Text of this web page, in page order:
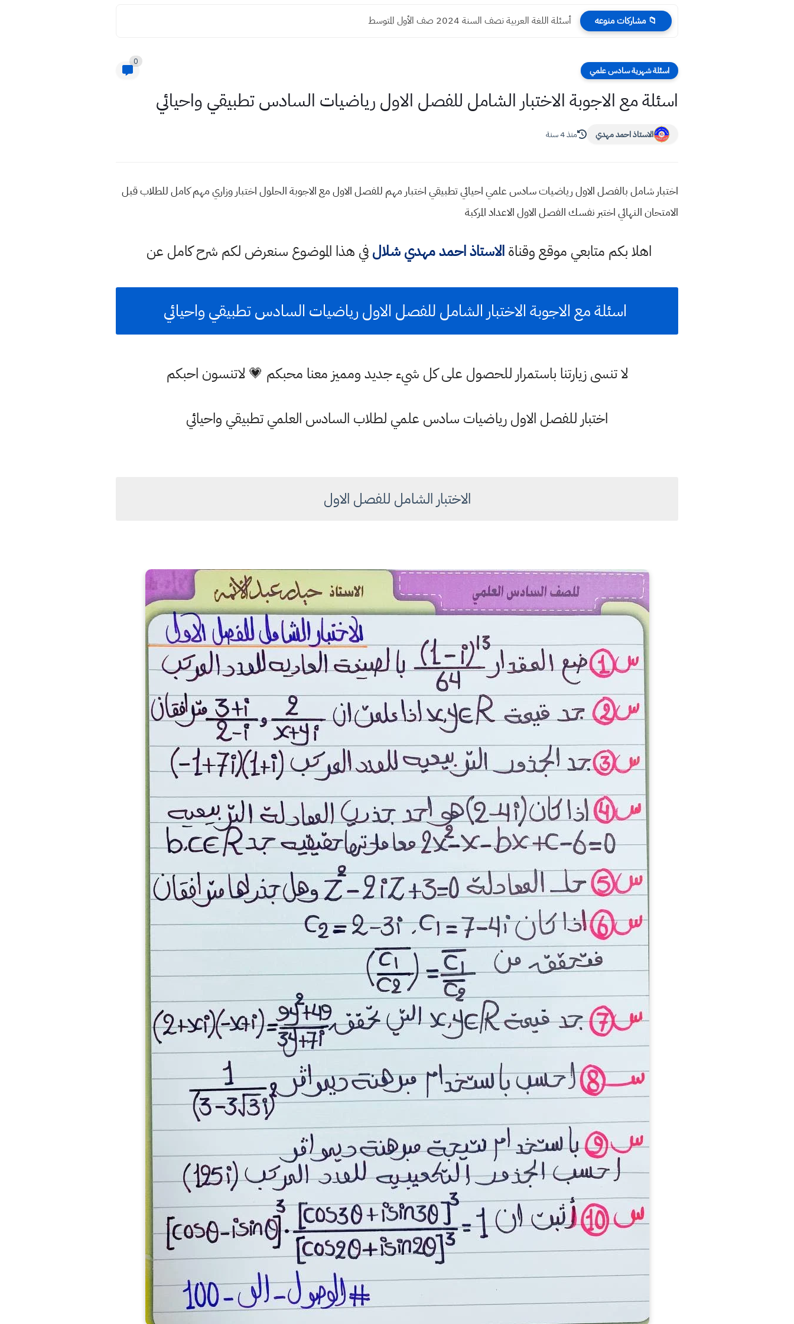
📁 مشاركات منوعه أسئلة اللغة العربية نصف السنة 2024 صف الأول المتوسط
اسئلة شهرية سادس علمي
0
اسئلة مع الاجوبة الاختبار الشامل للفصل الاول رياضيات السادس تطبيقي واحيائي
الاستاذ احمد مهدي منذ 4 سنة
اختبار شامل بالفصل الاول رياضيات سادس علمي احيائي تطبيقي اختبار مهم للفصل الاول مع الاجوبة الحلول اختبار وزاري مهم كامل للطلاب قبل
الامتحان النهائي اختبر نفسك الفصل الاول الاعداد المركبة
اهلا بكم متابعي موقع وقناةالاستاذ احمد مهدي شلالفي هذا الموضوع سنعرض لكم شرح كامل عن
اسئلة مع الاجوبة الاختبار الشامل للفصل الاول رياضيات السادس تطبيقي واحيائي
لا تنسى زيارتنا باستمرار للحصول على كل شيء جديد ومميز معنا محبكم 💗 لاتنسون احبكم
اختبار للفصل الاول رياضيات سادس علمي لطلاب السادس العلمي تطبيقي واحيائي
الاختبار الشامل للفصل الاول